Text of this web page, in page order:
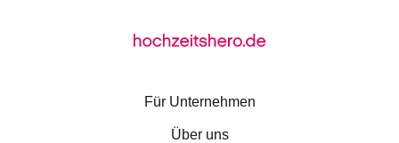
Für Unternehmen
Über uns